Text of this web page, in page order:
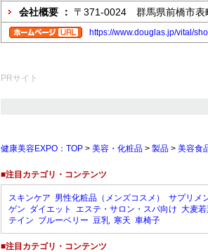
会社概要 ： 〒371-0024 群馬県前橋市表
https://www.douglas.jp/vital/
PRサイト
健康美容EXPO：TOP > 美容・化粧品 > 製品 > 美容食
■注目カテゴリ・コンテンツ
スキンケア 男性化粧品（メンズコスメ） サプリメ
ゲン ダイエット エステ・サロン・スパ向け 大麦
テイン ブルーベリー 豆乳 寒天 車椅子
■注目カテゴリ・コンテンツ